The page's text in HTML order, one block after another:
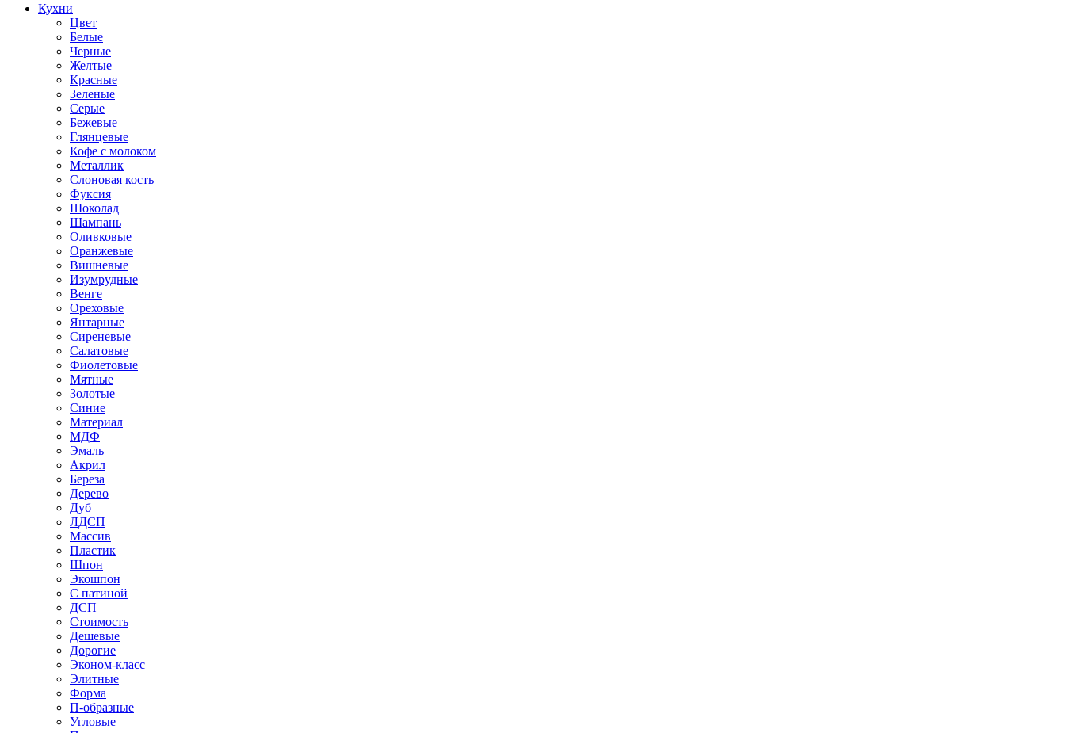
Кухни
Цвет
Белые
Черные
Желтые
Красные
Зеленые
Серые
Бежевые
Глянцевые
Кофе с молоком
Металлик
Слоновая кость
Фуксия
Шоколад
Шампань
Оливковые
Оранжевые
Вишневые
Изумрудные
Венге
Ореховые
Янтарные
Сиреневые
Салатовые
Фиолетовые
Мятные
Золотые
Синие
Материал
МДФ
Эмаль
Акрил
Береза
Дерево
Дуб
ЛДСП
Массив
Пластик
Шпон
Экошпон
С патиной
ДСП
Стоимость
Дешевые
Дорогие
Эконом-класс
Элитные
Форма
П-образные
Угловые